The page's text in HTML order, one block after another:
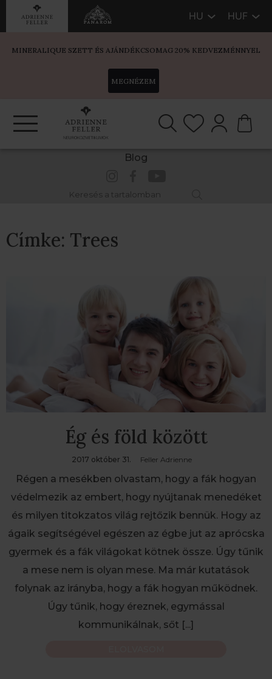
HU HUF
MINERALIQUE SZETT ÉS AJÁNDÉKCSOMAG 20% KEDVEZMÉNNYEL
MEGNÉZEM
Blog
Címke: Trees
Ég és föld között
2017 október 31. Feller Adrienne
Régen a mesékben olvastam, hogy a fák hogyan
védelmezik az embert, hogy nyújtanak menedéket
és milyen titokzatos világ rejtőzik bennük. Hogy az
ágaik segítségével egészen az égbe jut az aprócska
gyermek és a fák világokat kötnek össze. Úgy tűnik
a mese nem is olyan mese. Ma már kutatások
folynak az irányba, hogy a fák hogyan működnek.
Úgy tűnik, hogy éreznek, egymással
kommunikálnak, sőt [...]